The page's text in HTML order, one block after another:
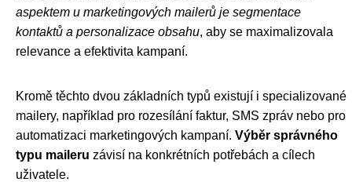
aspektem u marketingových mailerů je segmentace
kontaktů a personalizace obsahu, aby se maximalizovala
relevance a efektivita kampaní.
Kromě těchto dvou základních typů existují i specializované
mailery, například pro rozesílání faktur, SMS zpráv nebo pro
automatizaci marketingových kampaní. Výběr správného
typu maileru závisí na konkrétních potřebách a cílech
uživatele.